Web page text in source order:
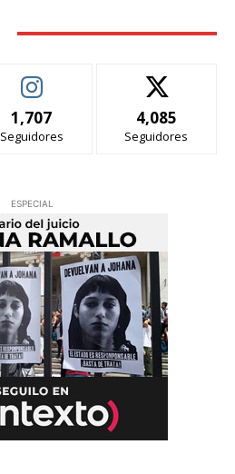
1,707
Seguidores
4,085
Seguidores
ESPECIAL